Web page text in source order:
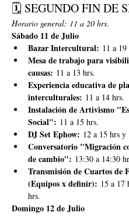
🗓️ SEGUNDO FIN DE
Horario general: 11 a 20 hrs.
Sábado 11 de Julio
Bazar Intercultural: 11 a 19
Mesa de trabajo para
causas: 11 a 13 hrs.
Experiencia educativa de
interculturales: 11 a 14 hrs.
Instalación de Artivismo
Social": 11 a 15 hrs.
DJ Set Ephow: 12 a 15 hrs y
Conversatorio "Migración
de cambio": 13:30 a 14:30
Transmisión de Cuartos de
(Equipos x definir): 15 a 17
hrs.
Domingo 12 de Julio